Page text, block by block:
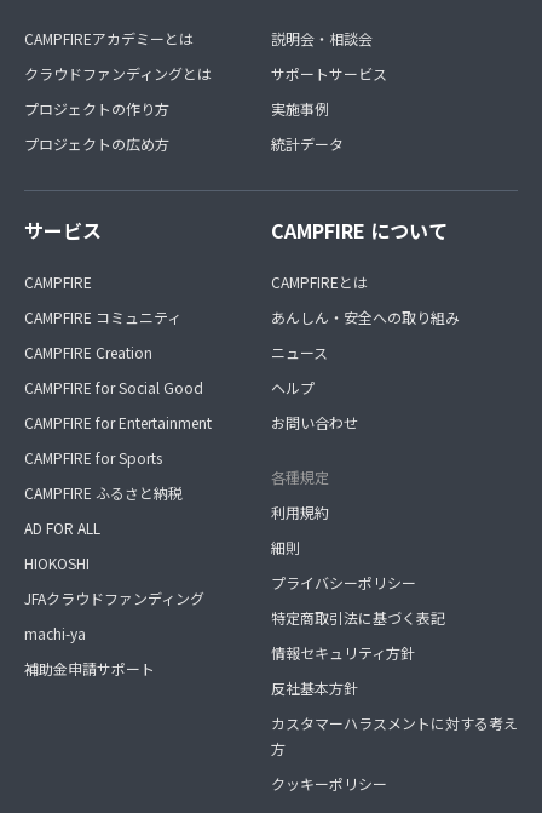
CAMPFIREアカデミーとは
クラウドファンディングとは
プロジェクトの作り方
プロジェクトの広め方
説明会・相談会
サポートサービス
実施事例
統計データ
サービス
CAMPFIRE
CAMPFIRE コミュニティ
CAMPFIRE Creation
CAMPFIRE for Social Good
CAMPFIRE for Entertainment
CAMPFIRE for Sports
CAMPFIRE ふるさと納税
AD FOR ALL
HIOKOSHI
JFAクラウドファンディング
machi-ya
補助金申請サポート
CAMPFIRE について
CAMPFIREとは
あんしん・安全への取り組み
ニュース
ヘルプ
お問い合わせ
各種規定
利用規約
細則
プライバシーポリシー
特定商取引法に基づく表記
情報セキュリティ方針
反社基本方針
カスタマーハラスメントに対する考え
方
クッキーポリシー